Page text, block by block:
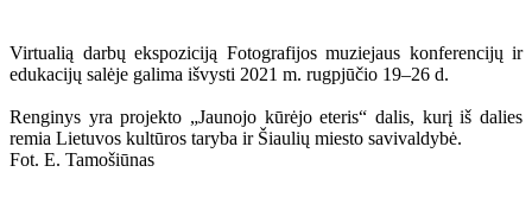
Virtualią darbų ekspoziciją Fotografijos muziejaus konferencijų ir
edukacijų salėje galima išvysti 2021 m. rugpjūčio 19–26 d.
Renginys yra projekto „Jaunojo kūrėjo eteris“ dalis, kurį iš dalies
remia Lietuvos kultūros taryba ir Šiaulių miesto savivaldybė.
Fot. E. Tamošiūnas